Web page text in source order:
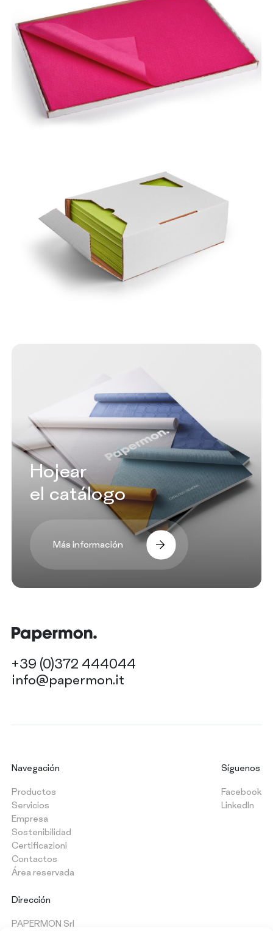
Hojear
el catálogo
Más información
+39 (0)372 444044
info@papermon.it
Navegación
Productos
Servicios
Empresa
Sostenibilidad
Certificazioni
Contactos
Área reservada
Síguenos
Facebook
LinkedIn
Dirección
PAPERMON Srl